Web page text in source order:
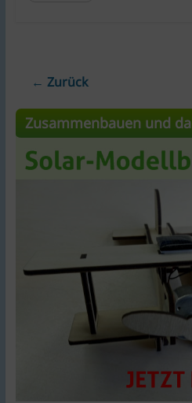
← Zurück
Zusammenbauen und